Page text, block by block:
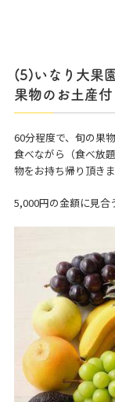
(5)いなり大果
果物のお土産付
60分程度で、旬の果
食べながら（食べ放
物をお持ち帰り頂きま
5,000円の金額に見合